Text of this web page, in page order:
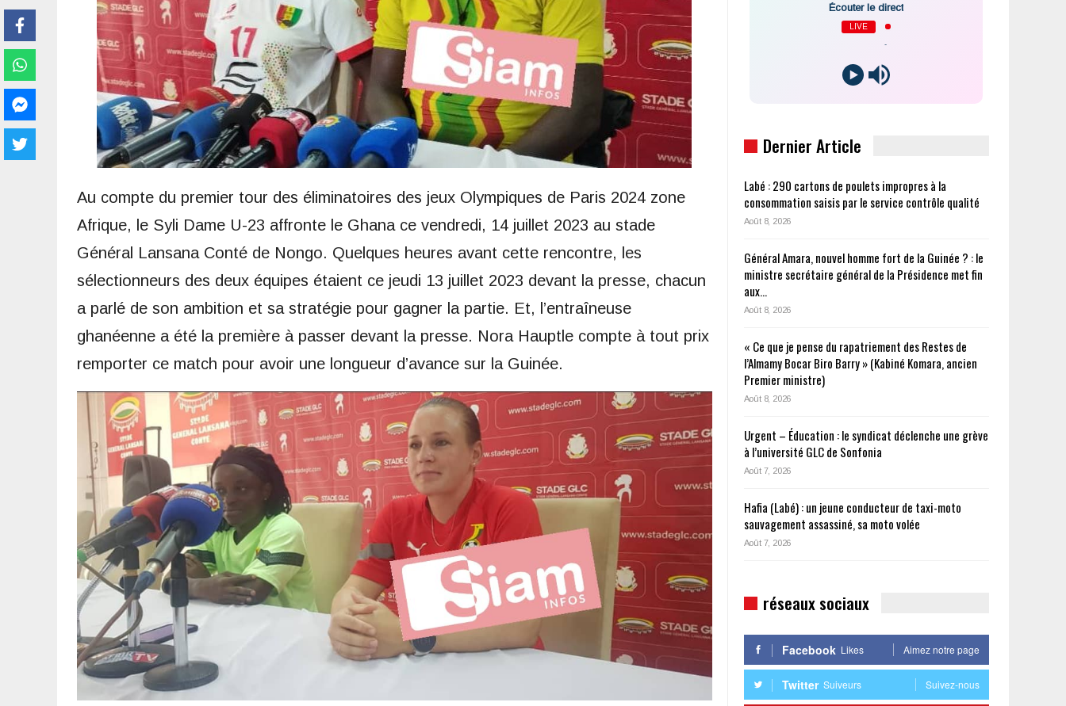
Au compte du premier tour des éliminatoires des jeux Olympiques de Paris 2024 zone
Afrique, le Syli Dame U-23 affronte le Ghana ce vendredi, 14 juillet 2023 au stade
Général Lansana Conté de Nongo. Quelques heures avant cette rencontre, les
sélectionneurs des deux équipes étaient ce jeudi 13 juillet 2023 devant la presse, chacun
a parlé de son ambition et sa stratégie pour gagner la partie. Et, l’entraîneuse
ghanéenne a été la première à passer devant la presse. Nora Hauptle compte à tout prix
remporter ce match pour avoir une longueur d’avance sur la Guinée.
Écouter le direct
LIVE
Dernier Article
Labé : 290 cartons de poulets impropres à la
consommation saisis par le service contrôle qualité
Août 8, 2026
Général Amara, nouvel homme fort de la Guinée ? : le
ministre secrétaire général de la Présidence met fin
aux…
Août 8, 2026
« Ce que je pense du rapatriement des Restes de
l’Almamy Bocar Biro Barry » (Kabiné Komara, ancien
Premier ministre)
Août 8, 2026
Urgent – Éducation : le syndicat déclenche une grève
à l’université GLC de Sonfonia
Août 7, 2026
Hafia (Labé) : un jeune conducteur de taxi-moto
sauvagement assassiné, sa moto volée
Août 7, 2026
réseaux sociaux
Facebook Likes Aimez notre page
Twitter Suiveurs Suivez-nous